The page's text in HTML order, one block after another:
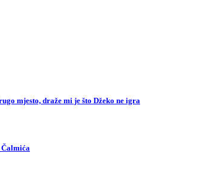
mjesto, draže mi je što Džeko ne igra
Čalmića